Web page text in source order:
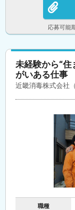
応募可能
未経験から“住
がいある仕事
近畿消毒株式会社
職種